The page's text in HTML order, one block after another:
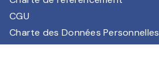
CGU
Charte des Données Personnelles
Mentions légales